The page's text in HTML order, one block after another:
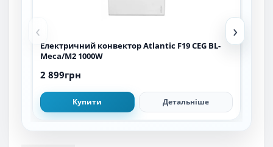
‹
Електричний конвектор Atlantic F19 CEG BL-
Meca/M2 1000W
2 899грн
Купити Детальніше
›